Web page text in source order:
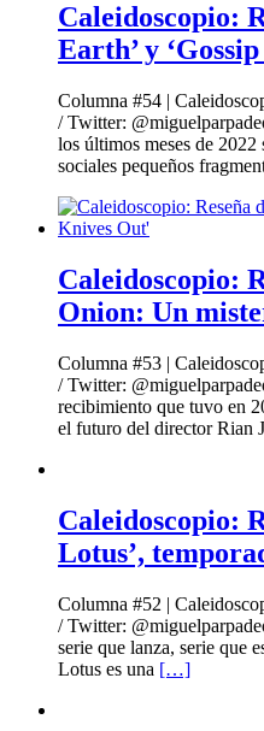
Caleidoscopio:
Earth’ y
Columna #54 |
/ Twitter:
los últimos meses de 2022
sociales pequeños
Caleidoscopio:
Onion: Un
Columna #53 |
/ Twitter:
recibimiento que tuvo en
el futuro del director Rian
Caleidoscopio:
Lotus’,
Columna #52 |
/ Twitter:
serie que lanza, serie que
Lotus es una […]